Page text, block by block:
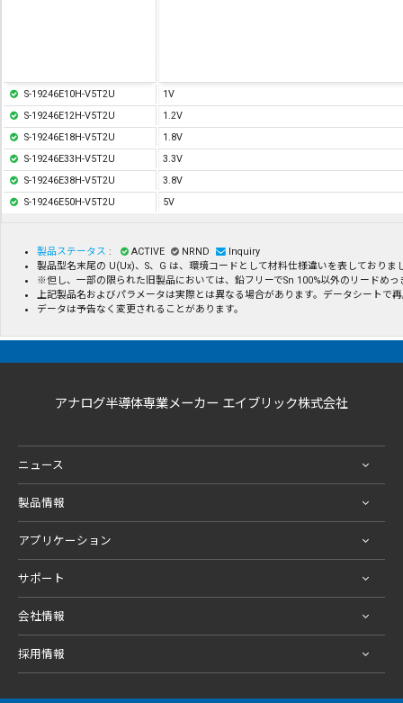
S-19246E10H-V5T2U
1V
S-19246E12H-V5T2U
1.2V
S-19246E18H-V5T2U
1.8V
S-19246E33H-V5T2U
3.3V
S-19246E38H-V5T2U
3.8V
S-19246E50H-V5T2U
5V
製品ステータス : ACTIVE NRND
Inquiry
製品型名末尾の U(Ux)、S、G は、環境コードとして材料仕様違いを表しており
※但し、一部の限られた旧製品においては、鉛フリーでSn 100%以外のリードめ
上記製品名およびパラメータは実際とは異なる場合があります。データシートで
データは予告なく変更されることがあります。
アナログ半導体専業メーカー エイブリック株式会社
ニュース
製品情報
アプリケーション
サポート
会社情報
採用情報